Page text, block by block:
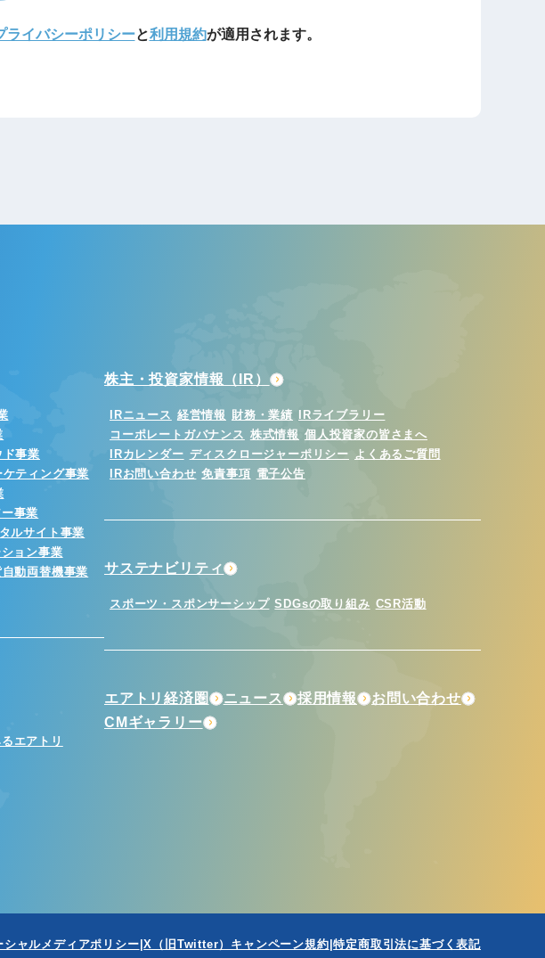
ライバシーポリシーと利用規約が適用されます。
ド事業
ティング事業
事業
ルサイト事業
ョン事業
動両替機事業
エアトリ
株主・投資家情報（IR）
IRニュース 経営情報 財務・業績
IRライブラリー
コーポレートガバナンス 株式情報 個人投資家の皆さまへ
IRカレンダー ディスクロージャーポリシー よくあるご質問
IRお問い合わせ 免責事項 電子公告
サステナビリティ
スポーツ・スポンサーシップ SDGsの取り組み CSR活動
エアトリ経済圏 ニュース 採用情報
お問い合わせ
CMギャラリー
シャルメディアポリシー X（旧Twitter）キャンペーン規約 特定商取引法に基づく表記